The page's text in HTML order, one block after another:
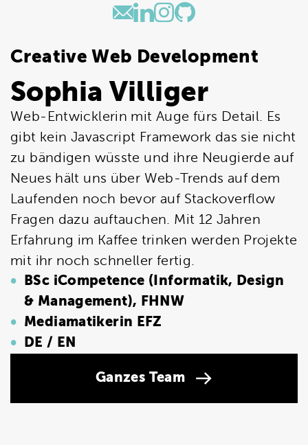
Creative Web Development
Sophia Villiger
Web-Entwicklerin mit Auge fürs Detail. Es
gibt kein Javascript Framework das sie nicht
zu bändigen wüsste und ihre Neugierde auf
Neues hält uns über Web-Trends auf dem
Laufenden noch bevor auf Stackoverflow
Fragen dazu auftauchen. Mit 12 Jahren
Erfahrung im Kaffee trinken werden Projekte
mit ihr noch schneller fertig.
BSc iCompetence (Informatik, Design
& Management), FHNW
Mediamatikerin EFZ
DE / EN
Ganzes Team